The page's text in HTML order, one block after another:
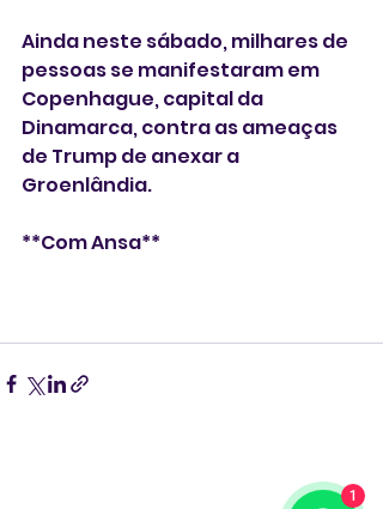
Ainda neste sábado, milhares de
pessoas se manifestaram em
Copenhague, capital da
Dinamarca, contra as ameaças
de Trump de anexar a
Groenlândia.
**Com Ansa**
1